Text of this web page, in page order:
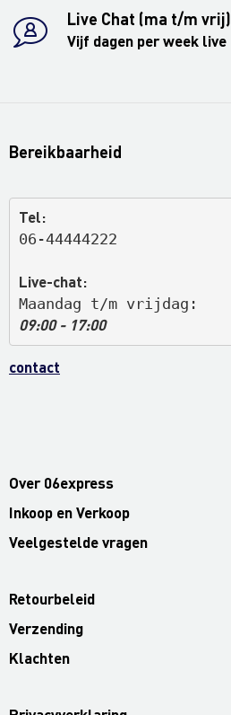
Live Chat (ma t/m vrij)
Vijf dagen per week live
Bereikbaarheid
Tel:
06-44444222
Live-chat:
Maandag t/m vrijdag:
09:00 - 17:00
contact
Over 06express
Inkoop en Verkoop
Veelgestelde vragen
Retourbeleid
Verzending
Klachten